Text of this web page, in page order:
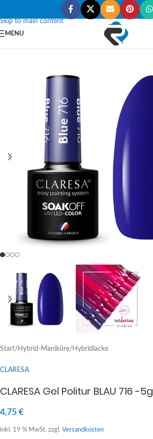
Skip to navigation
Skip to main content
MENU
Start/ Hybrid-Maniküre/ Hybridlacke
CLARESA
CLARESA Gel Politur BLAU 716 -5g
4,75 €
inkl. 19 % MwSt. zzgl. Versandkosten